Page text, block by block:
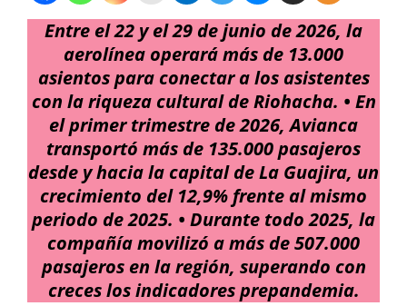
Entre el 22 y el 29 de junio de 2026, la
aerolínea operará más de 13.000
asientos para conectar a los asistentes
con la riqueza cultural de Riohacha. • En
el primer trimestre de 2026, Avianca
transportó más de 135.000 pasajeros
desde y hacia la capital de La Guajira, un
crecimiento del 12,9% frente al mismo
periodo de 2025. • Durante todo 2025, la
compañía movilizó a más de 507.000
pasajeros en la región, superando con
creces los indicadores prepandemia.